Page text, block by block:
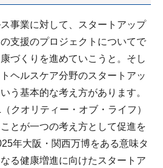
事業に対して、スタートアップ
支援のプロジェクトについてで
づくりを進めていこうと。そし
ヘルスケア分野のスタートアッ
う基本的な考え方があります。
クオリティー・オブ・ライフ）
とが一つの考え方として促進を
年大阪・関西万博をある意味タ
る健康増進に向けたスタートア